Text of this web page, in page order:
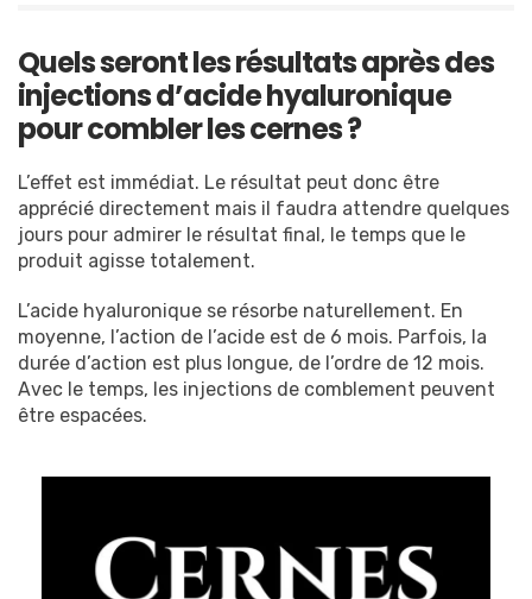
Quels seront les résultats après des
injections d’acide hyaluronique
pour combler les cernes ?
L’effet est immédiat. Le résultat peut donc être
apprécié directement mais il faudra attendre quelques
jours pour admirer le résultat final, le temps que le
produit agisse totalement.
L’acide hyaluronique se résorbe naturellement. En
moyenne, l’action de l’acide est de 6 mois. Parfois, la
durée d’action est plus longue, de l’ordre de 12 mois.
Avec le temps, les injections de comblement peuvent
être espacées.